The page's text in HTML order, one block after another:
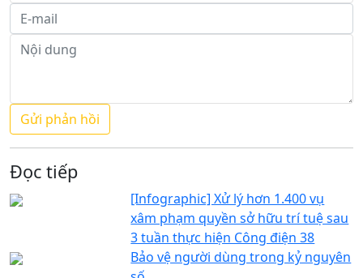
Đọc tiếp
[Infographic] Xử lý hơn 1.400 vụ
xâm phạm quyền sở hữu trí tuệ sau
3 tuần thực hiện Công điện 38
Bảo vệ người dùng trong kỷ nguyên